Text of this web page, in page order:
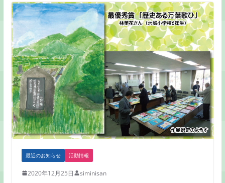
最近のお知らせ 活動情報
2020年12月25日 siminisan